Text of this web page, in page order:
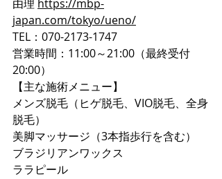
由理 https://mbp-
japan.com/tokyo/ueno/
TEL：070-2173-1747
営業時間：11:00～21:00（最終受付
20:00）
【主な施術メニュー】
メンズ脱毛（ヒゲ脱毛、VIO脱毛、全身
脱毛）
美脚マッサージ（3本指歩行を含む）
ブラジリアンワックス
ララピール